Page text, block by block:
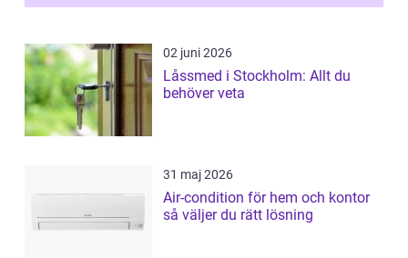
02 juni 2026
Låssmed i Stockholm: Allt du
behöver veta
31 maj 2026
Air-condition för hem och kontor
så väljer du rätt lösning